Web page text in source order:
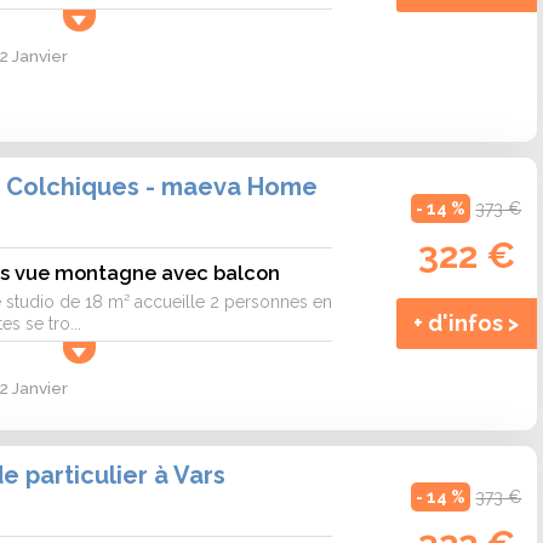
Janvier
- maeva Home
vue montagne avec balcon
de 18 m² accueille 2 personnes en
se tro...
Janvier
- 14 % 373 €
322 €
+ d'infos >
particulier à Vars
- 14 % 373 €